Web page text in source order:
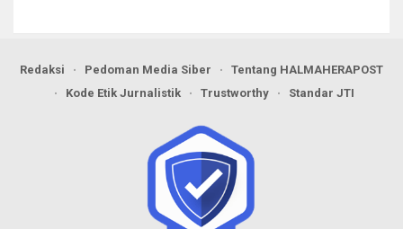
Redaksi Pedoman Media Siber
Tentang HALMAHERAPOST
Kode Etik Jurnalistik
Trustworthy Standar JTI